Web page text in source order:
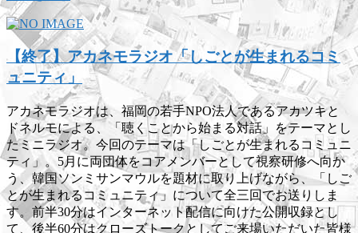
【終了】アカネモラジオ「しごとが生まれるコミ
ュニティ」
アカネモラジオは、福岡の若手NPO法人であるアカツキと
ドネルモによる、「聴くことから始まる対話」をテーマとし
たミニラジオ。今回のテーマは「しごとが生まれるコミュニ
ティ」。5月に両団体をコアメンバーとして視察研修へ向か
う、韓国ソンミサンマウルを題材に取り上げながら、「しご
とが生まれるコミュニティ」について全三回でお送りしま
す。前半30分はインターネット配信に向けた公開収録とし
て、後半60分はクローズトークとしてご来場いただいた皆様